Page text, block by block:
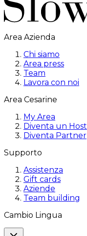
Area Azienda
Chi siamo
Area press
Team
Lavora con noi
Area Cesarine
My Area
Diventa un Host
Diventa Partner
Supporto
Assistenza
Gift cards
Aziende
Team building
Cambio Lingua